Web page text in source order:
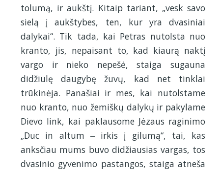
tolumą, ir aukštį. Kitaip tariant, „vesk savo
sielą į aukštybes, ten, kur yra dvasiniai
dalykai“. Tik tada, kai Petras nutolsta nuo
kranto, jis, nepaisant to, kad kiaurą naktį
vargo ir nieko nepešė, staiga sugauna
didžiulę daugybę žuvų, kad net tinklai
trūkinėja. Panašiai ir mes, kai nutolstame
nuo kranto, nuo žemiškų dalykų ir pakylame
Dievo link, kai paklausome Jėzaus raginimo
„Duc in altum ‒ irkis į gilumą“, tai, kas
anksčiau mums buvo didžiausias vargas, tos
dvasinio gyvenimo pastangos, staiga atneša